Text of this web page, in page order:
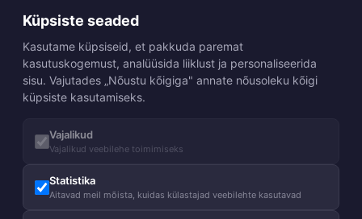
Küpsiste seaded
Kasutame küpsiseid, et pakkuda paremat
kasutuskogemust, analüüsida liiklust ja personaliseerida
sisu. Vajutades „Nõustu kõigiga" annate nõusoleku kõigi
küpsiste kasutamiseks.
Vajalikud
Vajalikud veebilehe toimimiseks
Statistika
Aitavad meil mõista, kuidas külastajad veebilehte kasutavad